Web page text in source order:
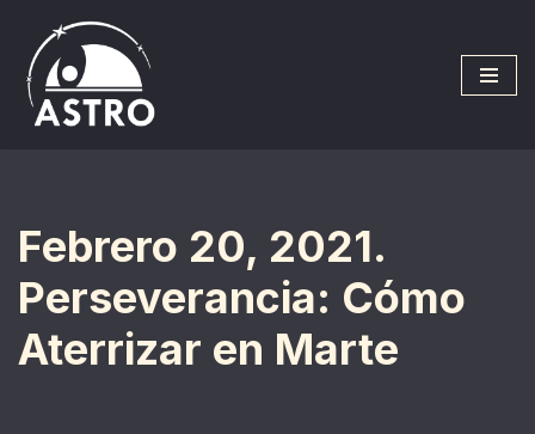
Saltar
al
contenido
Febrero 20, 2021.
Perseverancia: Cómo
Aterrizar en Marte